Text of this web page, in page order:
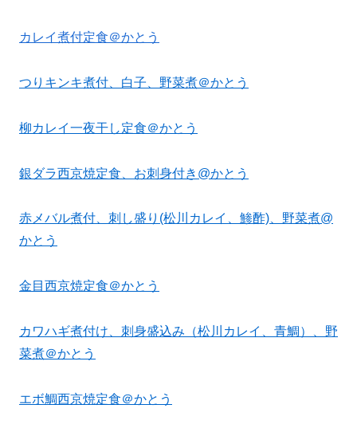
カレイ煮付定食＠かとう
つりキンキ煮付、白子、野菜煮＠かとう
柳カレイ一夜干し定食＠かとう
銀ダラ西京焼定食、お刺身付き@かとう
赤メバル煮付、刺し盛り(松川カレイ、鯵酢)、野菜煮@
かとう
金目西京焼定食＠かとう
カワハギ煮付け、刺身盛込み（松川カレイ、青鯛）、野
菜煮＠かとう
エボ鯛西京焼定食＠かとう